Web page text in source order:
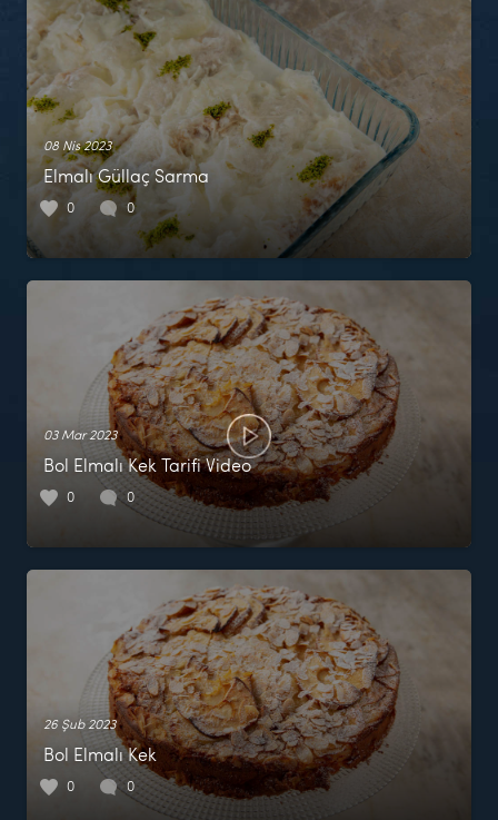
08 Nis 2023
Elmalı Güllaç Sarma
0 0
03 Mar 2023
Bol Elmalı Kek Tarifi Video
0 0
26 Şub 2023
Bol Elmalı Kek
0 0